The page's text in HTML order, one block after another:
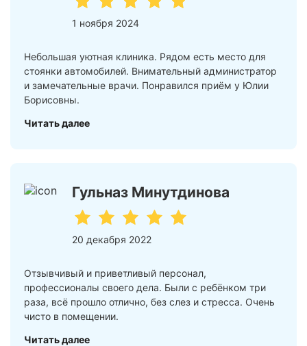
1 ноября 2024
Небольшая уютная клиника. Рядом есть место для
стоянки автомобилей. Внимательный администратор
и замечательные врачи. Понравился приём у Юлии
Борисовны.
Читать далее
Гульназ Минутдинова
20 декабря 2022
Отзывчивый и приветливый персонал,
профессионалы своего дела. Были с ребёнком три
раза, всё прошло отлично, без слез и стресса. Очень
чисто в помещении.
Читать далее